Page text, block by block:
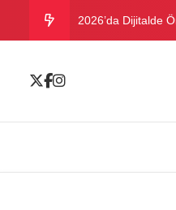
2026’da Dijitalde